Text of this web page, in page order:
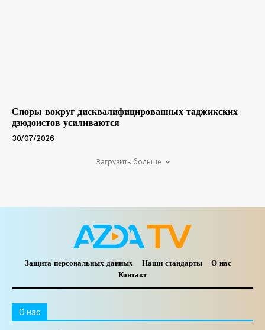
Споры вокруг дисквалифицированных таджикских
дзюдоистов усиливаются
30/07/2026
Загрузить больше
Защита персональных данных Наши стандарты
О нас
Контакт
O нас